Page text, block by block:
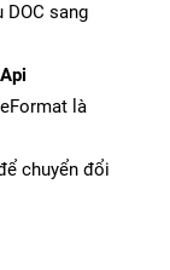
sang
là
chuyển đổi